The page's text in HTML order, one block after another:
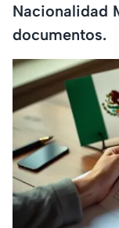
Nacionalidad
documentos.